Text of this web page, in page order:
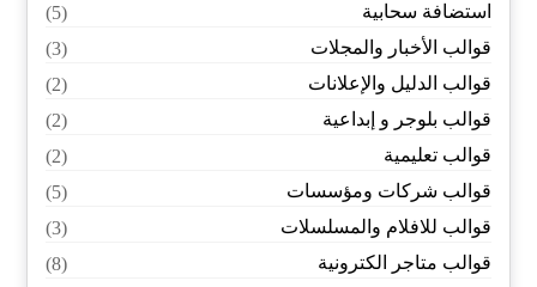
استضافة سحابية
(5)
قوالب الأخبار والمجلات
(3)
قوالب الدليل والإعلانات
(2)
قوالب بلوجر و إبداعية
(2)
قوالب تعليمية
(2)
قوالب شركات ومؤسسات
(5)
قوالب للافلام والمسلسلات
(3)
قوالب متاجر الكترونية
(8)